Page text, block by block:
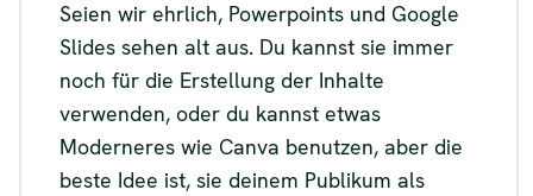
Seien wir ehrlich, Powerpoints und Google
Slides sehen alt aus. Du kannst sie immer
noch für die Erstellung der Inhalte
verwenden, oder du kannst etwas
Moderneres wie Canva benutzen, aber die
beste Idee ist, sie deinem Publikum als